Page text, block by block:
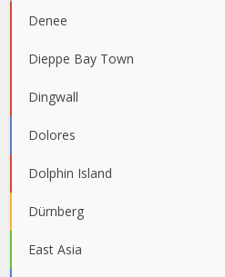
Denee
Dieppe Bay Town
Dingwall
Dolores
Dolphin Island
Dürnberg
East Asia